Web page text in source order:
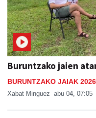
Buruntzako jaien
BURUNTZAKO JAIAK 2026
Xabat Minguez abu 04, 07:05